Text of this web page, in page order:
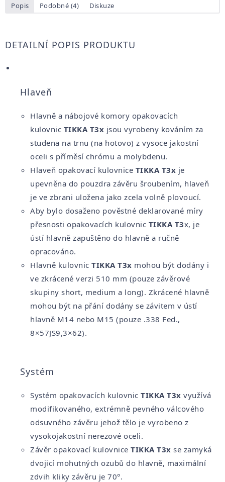
Popis Podobné (4) Diskuze
DETAILNÍ POPIS PRODUKTU
Hlaveň
Hlavně a nábojové komory opakovacích
kulovnic TIKKA T3x jsou vyrobeny kováním za
studena na trnu (na hotovo) z vysoce jakostní
oceli s příměsí chrómu a molybdenu.
Hlaveň opakovací kulovnice TIKKA T3x je
upevněna do pouzdra závěru šroubením, hlaveň
je ve zbrani uložena jako zcela volně plovoucí.
Aby bylo dosaženo pověstné deklarované míry
přesnosti opakovacích kulovnic TIKKA T3x, je
ústí hlavně zapuštěno do hlavně a ručně
opracováno.
Hlavně kulovnic TIKKA T3x mohou být dodány i
ve zkrácené verzi 510 mm (pouze závěrové
skupiny short, medium a long). Zkrácené hlavně
mohou být na přání dodány se závitem v ústí
hlavně M14 nebo M15 (pouze .338 Fed.,
8×57JS9,3×62).
Systém
Systém opakovacích kulovnic TIKKA T3x využívá
modifikovaného, extrémně pevného válcového
odsuvného závěru jehož tělo je vyrobeno z
vysokojakostní nerezové oceli.
Závěr opakovací kulovnice TIKKA T3x se zamyká
dvojicí mohutných ozubů do hlavně, maximální
zdvih kliky závěru je 70°.